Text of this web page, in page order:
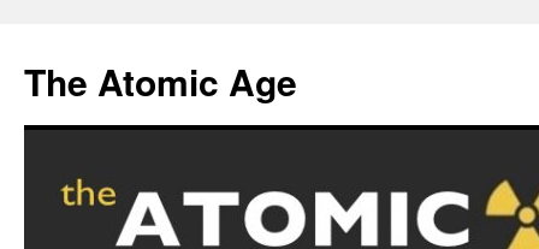
content
The Atomic Age